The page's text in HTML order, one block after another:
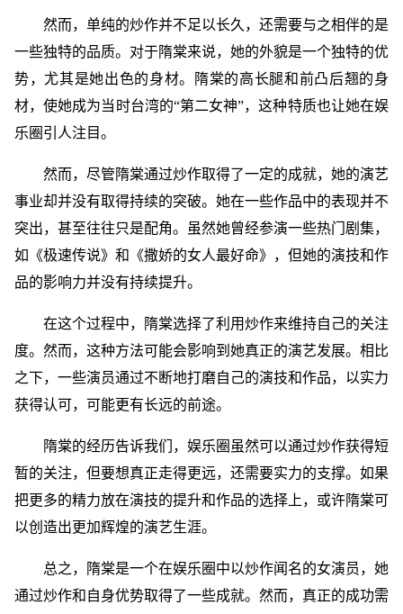
然而，单纯的炒作并不足以长久，还需要与之相伴的是
一些独特的品质。对于隋棠来说，她的外貌是一个独特的优
势，尤其是她出色的身材。隋棠的高长腿和前凸后翘的身
材，使她成为当时台湾的“第二女神”，这种特质也让她在娱
乐圈引人注目。
然而，尽管隋棠通过炒作取得了一定的成就，她的演艺
事业却并没有取得持续的突破。她在一些作品中的表现并不
突出，甚至往往只是配角。虽然她曾经参演一些热门剧集，
如《极速传说》和《撒娇的女人最好命》，但她的演技和作
品的影响力并没有持续提升。
在这个过程中，隋棠选择了利用炒作来维持自己的关注
度。然而，这种方法可能会影响到她真正的演艺发展。相比
之下，一些演员通过不断地打磨自己的演技和作品，以实力
获得认可，可能更有长远的前途。
隋棠的经历告诉我们，娱乐圈虽然可以通过炒作获得短
暂的关注，但要想真正走得更远，还需要实力的支撑。如果
把更多的精力放在演技的提升和作品的选择上，或许隋棠可
以创造出更加辉煌的演艺生涯。
总之，隋棠是一个在娱乐圈中以炒作闻名的女演员，她
通过炒作和自身优势取得了一些成就。然而，真正的成功需